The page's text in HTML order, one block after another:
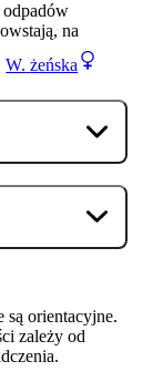
W. żeńska
odpadów
na
są orientacyjne.
zależy od